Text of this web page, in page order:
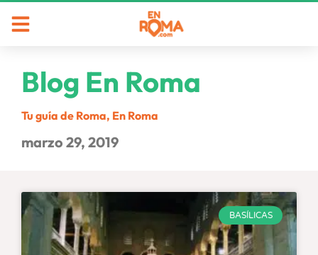
Blog En Roma
Tu guía de Roma, En Roma
marzo 29, 2019
BASÍLICAS